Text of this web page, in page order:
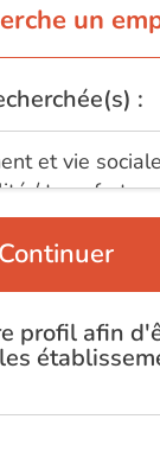
un
:
Continuer
profil afin